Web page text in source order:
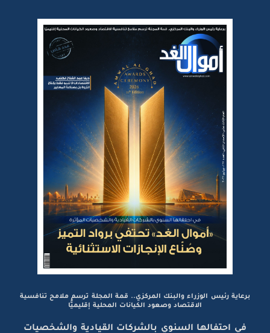
برعاية رئيس الوزراء والبنك المركزي.. قمة المجلة ترسم ملامح تنافسية
الاقتصاد وصعود الكيانات المحلية إقليميًّا
في احتفالها السنوي بالشركات القيادية والشخصيات